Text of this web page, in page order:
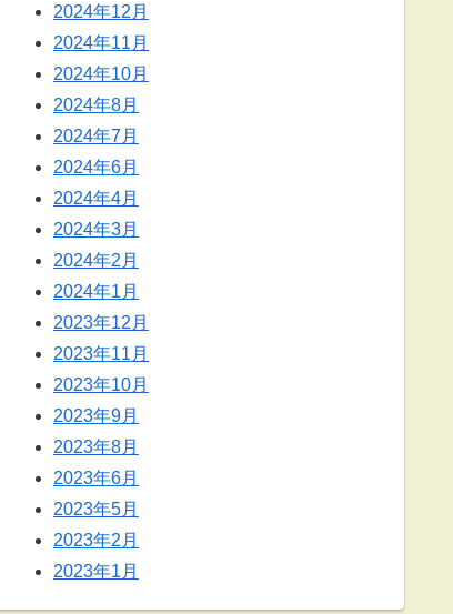
2024年12月
2024年11月
2024年10月
2024年8月
2024年7月
2024年6月
2024年4月
2024年3月
2024年2月
2024年1月
2023年12月
2023年11月
2023年10月
2023年9月
2023年8月
2023年6月
2023年5月
2023年2月
2023年1月